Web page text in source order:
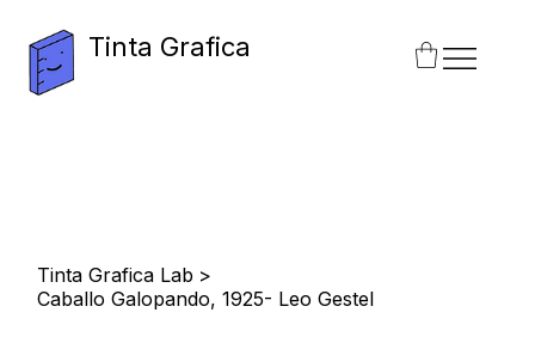
Tinta Grafica
Tinta Grafica Lab >
Caballo Galopando, 1925- Leo Gestel